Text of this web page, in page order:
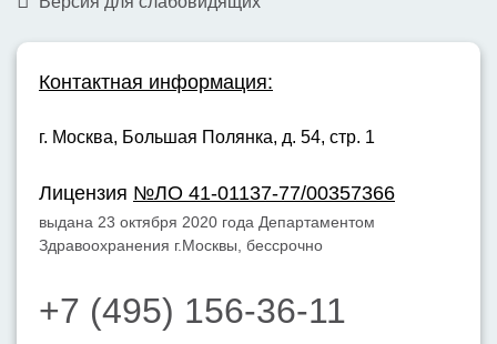
Контактная информация:
г. Москва, Большая Полянка, д. 54, стр. 1
Лицензия №ЛО 41-01137-77/00357366
выдана 23 октября 2020 года Департаментом
Здравоохранения г.Москвы, бессрочно
+7 (495) 156-36-11